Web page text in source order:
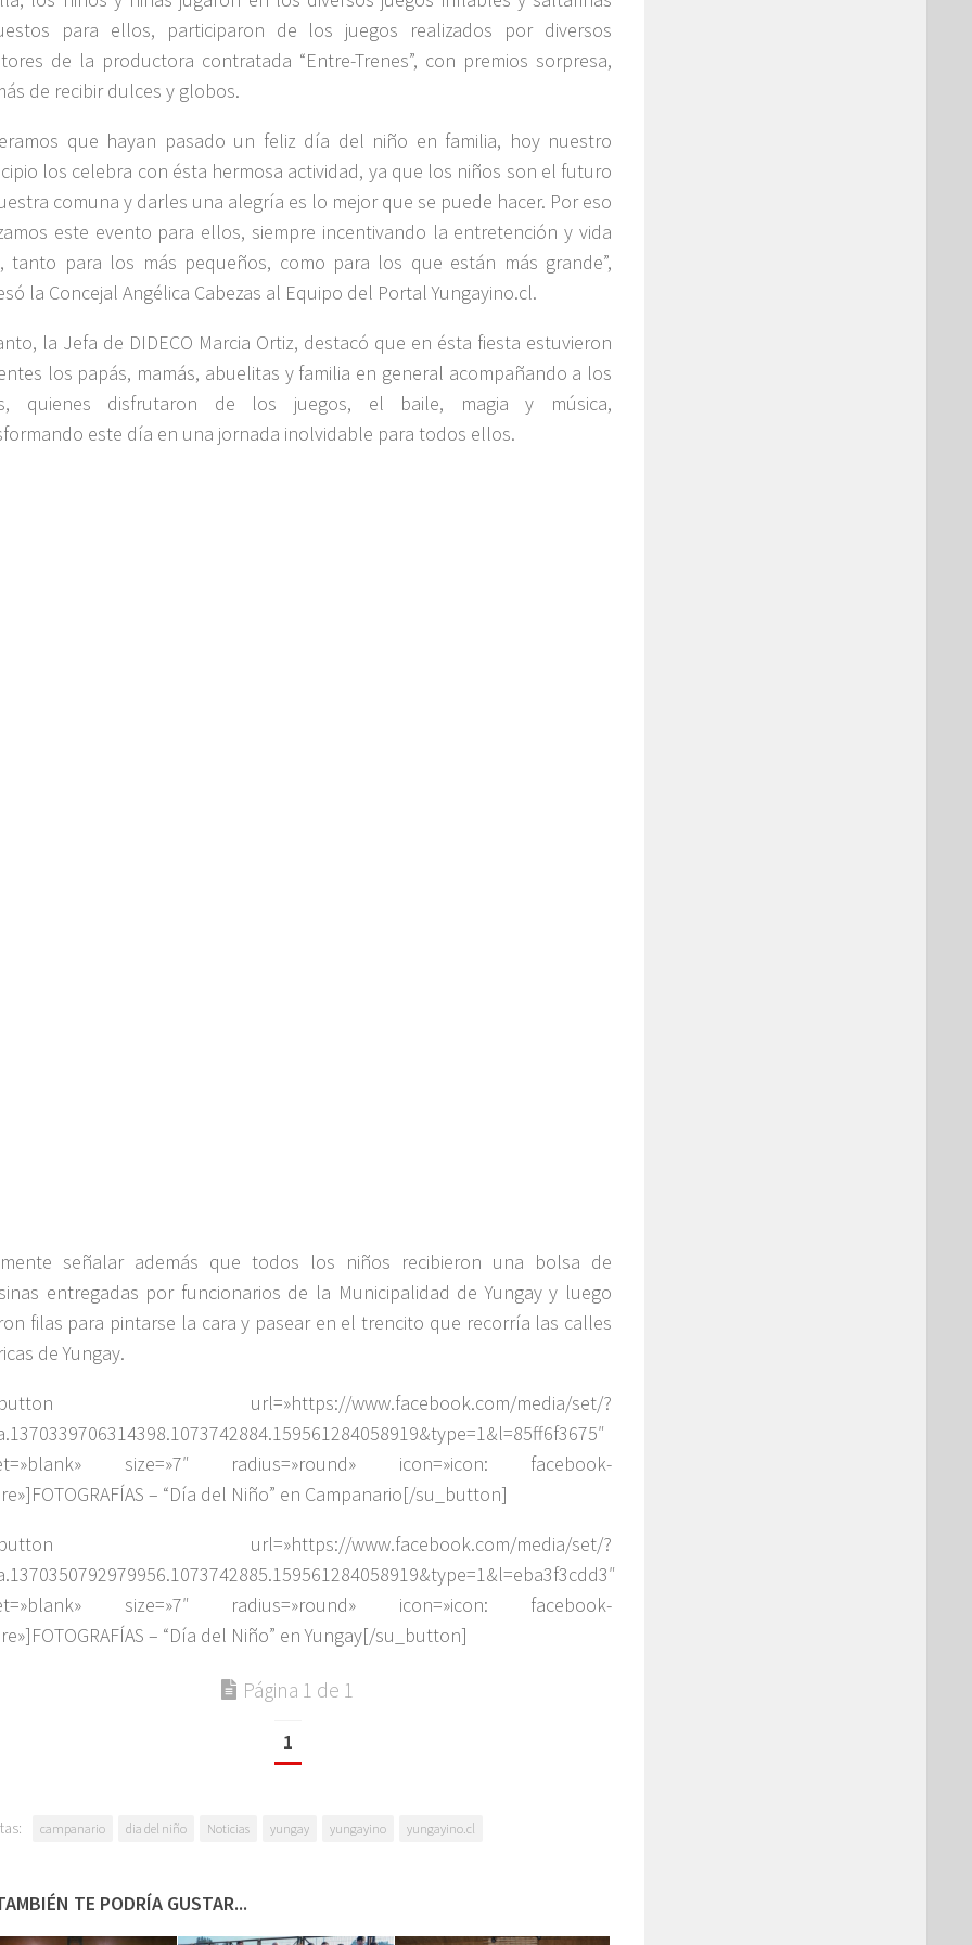
para ellos, participaron de los juegos realizados por diversos
de la productora contratada “Entre-Trenes”, con premios sorpresa,
de recibir dulces y globos.
que hayan pasado un feliz día del niño en familia, hoy nuestro
los celebra con ésta hermosa actividad, ya que los niños son el futuro
comuna y darles una alegría es lo mejor que se puede hacer. Por eso
este evento para ellos, siempre incentivando la entretención y vida
tanto para los más pequeños, como para los que están más grande”,
la Concejal Angélica Cabezas al Equipo del Portal Yungayino.cl.
la Jefa de DIDECO Marcia Ortiz, destacó que en ésta fiesta estuvieron
los papás, mamás, abuelitas y familia en general acompañando a los
quienes disfrutaron de los juegos, el baile, magia y música,
este día en una jornada inolvidable para todos ellos.
señalar además que todos los niños recibieron una bolsa de
entregadas por funcionarios de la Municipalidad de Yungay y luego
filas para pintarse la cara y pasear en el trencito que recorría las calles
de Yungay.
url=»https://www.facebook.com/media/set/?
size=»7″ radius=»round» icon=»icon: facebook-
– “Día del Niño” en Campanario[/su_button]
url=»https://www.facebook.com/media/set/?
size=»7″ radius=»round» icon=»icon: facebook-
– “Día del Niño” en Yungay[/su_button]
Página 1 de 1
1
campanario dia del niño Noticias yungay yungayino yungayino.cl
TE PODRÍA GUSTAR...